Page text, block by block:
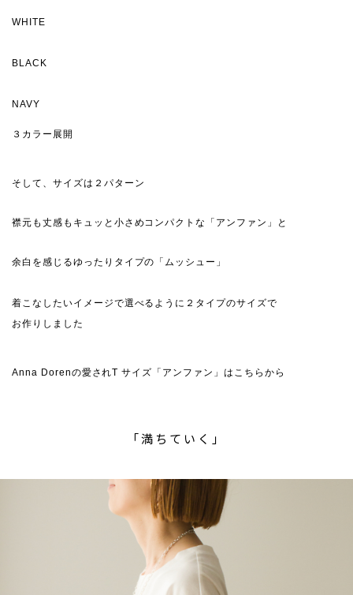
WHITE
BLACK
NAVY
３カラー展開
そして、サイズは２パターン
襟元も丈感もキュッと小さめコンパクトな「アンファン」と
余白を感じるゆったりタイプの「ムッシュー」
着こなしたいイメージで選べるように２タイプのサイズで
お作りしました
Anna Dorenの愛されT サイズ「アンファン」はこちらから
「満ちていく」